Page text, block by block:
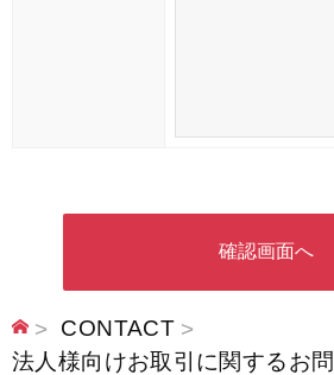
確認画面へ
CONTACT
法人様向けお取引に関するお